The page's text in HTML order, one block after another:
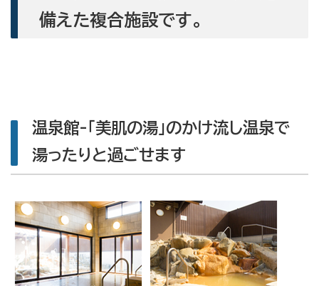
備えた複合施設です。
温泉館-「美肌の湯」のかけ流し温泉で
湯ったりと過ごせます